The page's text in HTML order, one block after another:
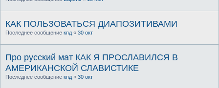
КАК ПОЛЬЗОВАТЬСЯ ДИАПОЗИТИВАМИ
Последнее сообщение кпд « 30 окт
Про русский мат КАК Я ПРОСЛАВИЛСЯ В
АМЕРИКАНСКОЙ СЛАВИСТИКЕ
Последнее сообщение кпд « 30 окт